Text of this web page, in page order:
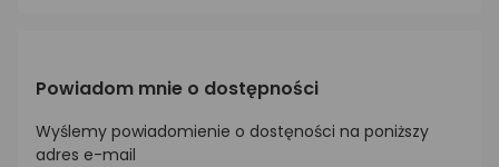
Powiadom mnie o dostępności
Wyślemy powiadomienie o dostęności na poniższy
adres e-mail